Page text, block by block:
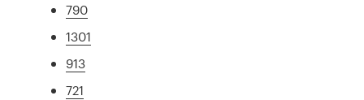
790
1301
913
721